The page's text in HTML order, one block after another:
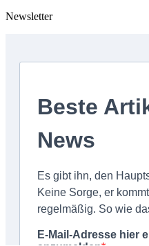
Newsletter